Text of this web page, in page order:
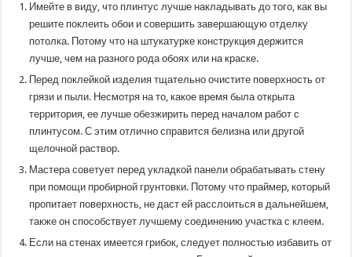
Имейте в виду, что плинтус лучше накладывать до того, как вы
решите поклеить обои и совершить завершающую отделку
потолка. Потому что на штукатурке конструкция держится
лучше, чем на разного рода обоях или на краске.
Перед поклейкой изделия тщательно очистите поверхность от
грязи и пыли. Несмотря на то, какое время была открыта
территория, ее лучше обезжирить перед началом работ с
плинтусом. С этим отлично справится белизна или другой
щелочной раствор.
Мастера советует перед укладкой панели обрабатывать стену
при помощи пробирной грунтовки. Потому что праймер, который
пропитает поверхность, не даст ей расслоиться в дальнейшем,
также он способствует лучшему соединению участка с клеем.
Если на стенах имеется грибок, следует полностью избавить от